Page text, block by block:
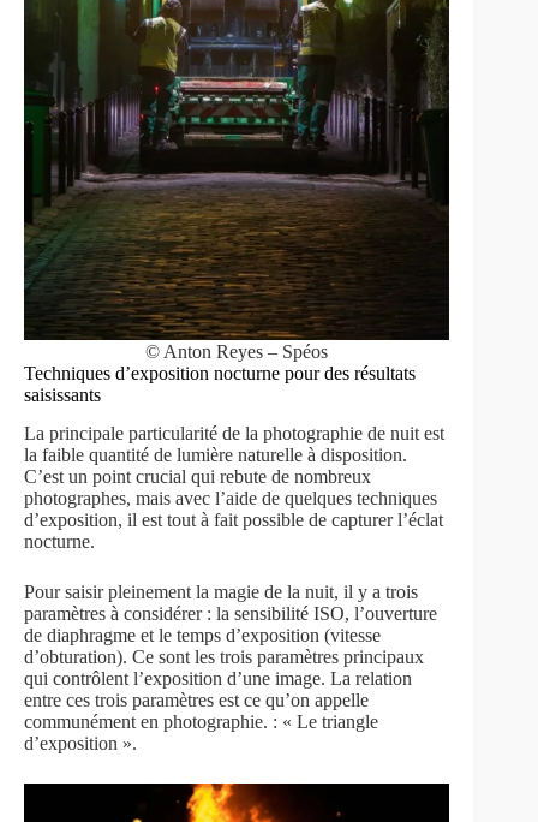
© Anton Reyes – Spéos
Techniques d’exposition nocturne pour des résultats
saisissants
La principale particularité de la photographie de nuit est
la faible quantité de lumière naturelle à disposition.
C’est un point crucial qui rebute de nombreux
photographes, mais avec l’aide de quelques techniques
d’exposition, il est tout à fait possible de capturer l’éclat
nocturne.
Pour saisir pleinement la magie de la nuit, il y a trois
paramètres à considérer : la sensibilité ISO, l’ouverture
de diaphragme et le temps d’exposition (vitesse
d’obturation). Ce sont les trois paramètres principaux
qui contrôlent l’exposition d’une image. La relation
entre ces trois paramètres est ce qu’on appelle
communément en photographie. : « Le triangle
d’exposition ».